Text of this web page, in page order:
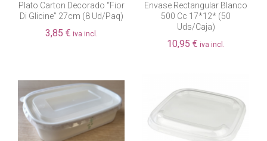
Plato Carton Decorado “fior
Di Glicine” 27cm (8 Ud/paq)
3,85 € iva incl.
Envase Rectangular Blanco
500 Cc 17*12* (50
Uds/caja)
10,95 € iva incl.